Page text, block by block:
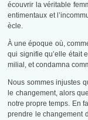
écouvrir la véritable
entimentaux et
ècle.
À une époque où,
qui signifie qu’elle était
milial, et condamna
Nous sommes injustes
le changement, alors
notre propre temps. En
prendre le changement